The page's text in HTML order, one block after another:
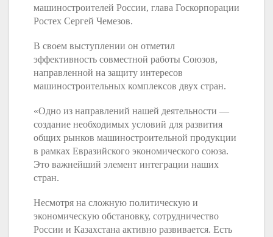
машиностроителей России, глава Госкорпорации
Ростех Сергей Чемезов.
В своем выступлении он отметил
эффективность совместной работы Союзов,
направленной на защиту интересов
машиностроительных комплексов двух стран.
«Одно из направлений нашей деятельности —
создание необходимых условий для развития
общих рынков машиностроительной продукции
в рамках Евразийского экономического союза.
Это важнейший элемент интеграции наших
стран.
Несмотря на сложную политическую и
экономическую обстановку, сотрудничество
России и Казахстана активно развивается. Есть